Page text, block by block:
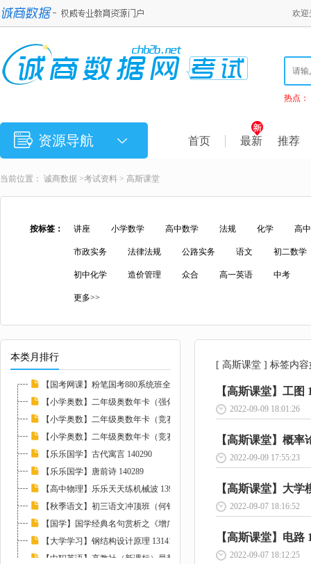
欢迎
热点：
资源导航 首页 最新 推荐
当前位置： 诚商数据 >考试资料 > 高斯课堂
按标签： 讲座 小学数学 高中数学 法规 化学 高
市政实务 法律法规 公路实务 语文 初二数学
初中化学 造价管理 众合 高一英语 中考
更多>>
本类月排行
【国考网课】粉笔国考880系统班全套 139008
【小学奥数】二年级奥数年卡（强化班）全45讲...
【小学奥数】二年级奥数年卡（竞赛班）全46讲...
【小学奥数】二年级奥数年卡（竞赛班）全45讲...
【乐乐国学】古代寓言 140290
【乐乐国学】唐前诗 140289
【高中物理】乐乐天天练机械波 139711
【秋季语文】初三语文冲顶班（何铮铮）名师讲...
【国学】国学经典名句赏析之《增广贤文》 132...
【大学学习】钢结构设计原理 131410
【中职英语】高教社（新课标）最新洋葱中职课...
[ 高斯课堂 ] 标签内容
【高斯课堂】工图
2022-09-09 18:01:26
【高斯课堂】概率
2022-09-09 17:55:23
【高斯课堂】大学
2022-09-07 18:16:52
【高斯课堂】电路
2022-09-07 18:12:25